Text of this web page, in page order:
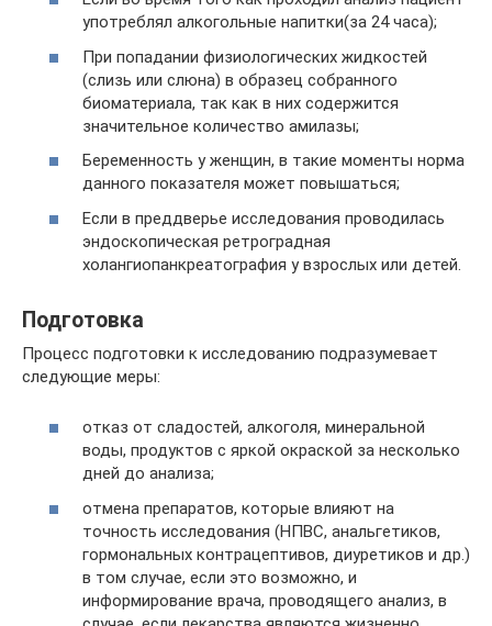
употреблял алкогольные напитки(за 24 часа);
При попадании физиологических жидкостей
(слизь или слюна) в образец собранного
биоматериала, так как в них содержится
значительное количество амилазы;
Беременность у женщин, в такие моменты норма
данного показателя может повышаться;
Если в преддверье исследования проводилась
эндоскопическая ретроградная
холангиопанкреатография у взрослых или детей.
Подготовка
Процесс подготовки к исследованию подразумевает
следующие меры:
отказ от сладостей, алкоголя, минеральной
воды, продуктов с яркой окраской за несколько
дней до анализа;
отмена препаратов, которые влияют на
точность исследования (НПВС, анальгетиков,
гормональных контрацептивов, диуретиков и др.)
в том случае, если это возможно, и
информирование врача, проводящего анализ, в